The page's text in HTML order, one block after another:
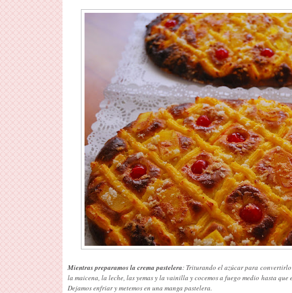
Mientras preparamos la crema pastelera: Triturando el azúcar para
la maicena, la leche, las yemas y la vainilla y cocemos a fuego medio hasta que
Dejamos enfriar y metemos en una manga pastelera.